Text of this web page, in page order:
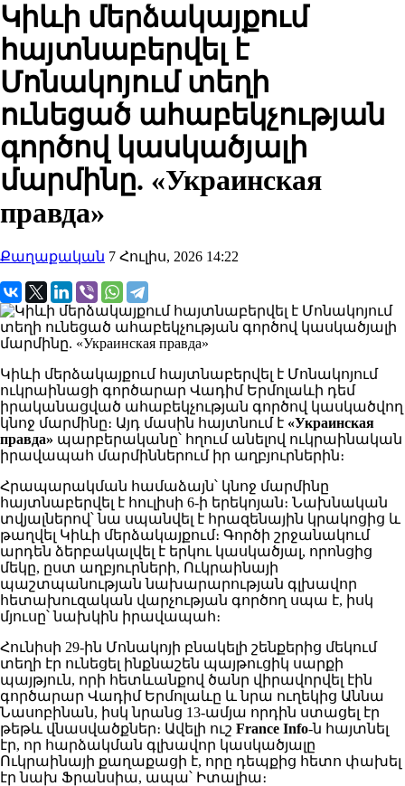
Կիևի մերձակայքում
հայտնաբերվել է
Մոնակոյում տեղի
ունեցած ահաբեկչության
գործով կասկածյալի
մարմինը. «Украинская
правда»
Քաղաքական 7 Հուլիս, 2026 14:22
Կիևի մերձակայքում հայտնաբերվել է Մոնակոյում
ուկրաինացի գործարար Վադիմ Երմոլաևի դեմ
իրականացված ահաբեկչության գործով կասկածվող
կնոջ մարմինը։ Այդ մասին հայտնում է «Украинская
правда» պարբերականը՝ հղում անելով ուկրաինական
իրավապահ մարմիններում իր աղբյուրներին։
Հրապարակման համաձայն՝ կնոջ մարմինը
հայտնաբերվել է հուլիսի 6-ի երեկոյան։ Նախնական
տվյալներով՝ նա սպանվել է հրազենային կրակոցից և
թաղվել Կիևի մերձակայքում։ Գործի շրջանակում
արդեն ձերբակալվել է երկու կասկածյալ, որոնցից
մեկը, ըստ աղբյուրների, Ուկրաինայի
պաշտպանության նախարարության գլխավոր
հետախուզական վարչության գործող սպա է, իսկ
մյուսը՝ նախկին իրավապահ։
Հունիսի 29-ին Մոնակոյի բնակելի շենքերից մեկում
տեղի էր ունեցել ինքնաշեն պայթուցիկ սարքի
պայթյուն, որի հետևանքով ծանր վիրավորվել էին
գործարար Վադիմ Երմոլաևը և նրա ուղեկից Աննա
Նասոբինան, իսկ նրանց 13-ամյա որդին ստացել էր
թեթև վնասվածքներ։ Ավելի ուշ France Info-ն հայտնել
էր, որ հարձակման գլխավոր կասկածյալը
Ուկրաինայի քաղաքացի է, որը դեպքից հետո փախել
էր նախ Ֆրանսիա, ապա՝ Իտալիա։